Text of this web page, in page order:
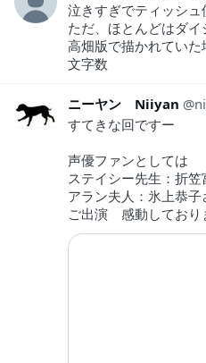
泣きすぎでティッシ
ただ、ほとんどはダ
高畑版で描かれてい
文字数
ニーヤン Niiyan
すてきな回ですー
声優ファンとしては
ステイシー先生：折笠
アラン夫人：氷上恭子
ご出演 感動しており